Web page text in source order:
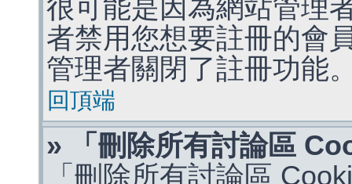
很可能是因為網站管理
者禁用您想要註冊的會
管理者關閉了註冊功能
回頂端
» 「刪除所有討論區
「刪除所有討論區